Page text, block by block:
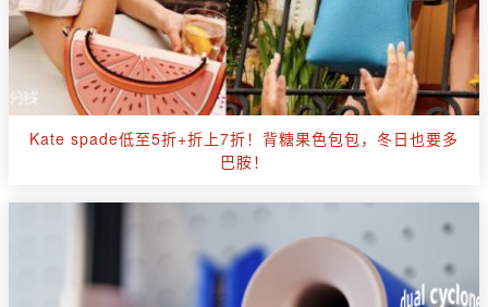
Kate spade低至5折+折上7折！背糖果色包包，冬日也要多
巴胺！